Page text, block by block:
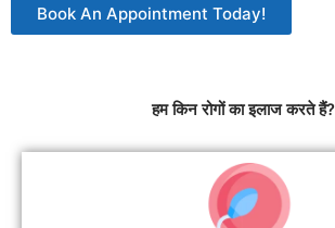
Book An Appointment Today!
हम किन रोगों का इलाज करते हैं?